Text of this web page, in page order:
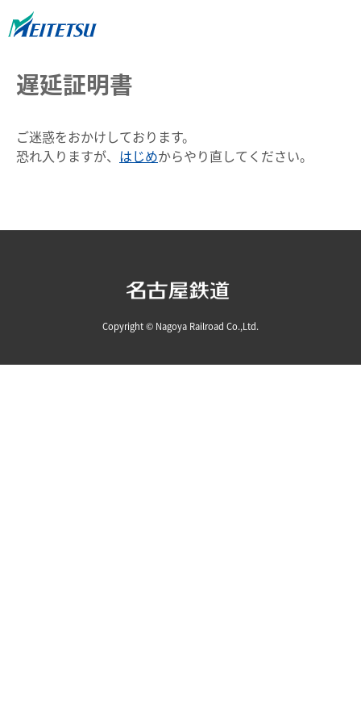
遅延証明書
ご迷惑をおかけしております。
恐れ入りますが、 はじめからやり直してください。
Copyright © Nagoya Railroad Co.,Ltd.